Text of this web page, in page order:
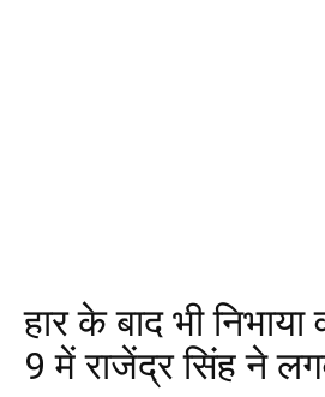
हार के बाद भी निभाया
9 में राजेंद्र सिंह ने